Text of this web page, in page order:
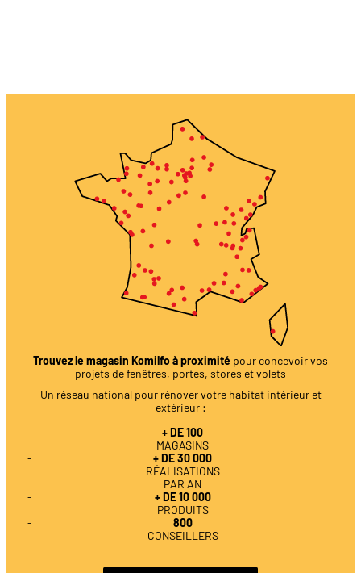
Trouvez le magasin Komilfo à proximité pour concevoir vos
projets de fenêtres, portes, stores et volets
Un réseau national pour rénover votre habitat intérieur et
extérieur :
+ DE 100
MAGASINS
+ DE 30 000
RÉALISATIONS
PAR AN
+ DE 10 000
PRODUITS
800
CONSEILLERS